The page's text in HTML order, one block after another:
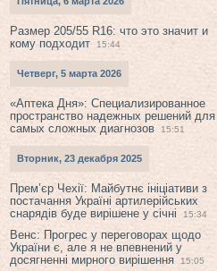
Размер 205/55 R16: что это значит и
кому подходит
15:44
Четверг, 5 марта 2026
«Аптека Дня»: Специализированное
пространство надежных решений для
самых сложных диагнозов
15:51
Вторник, 23 декабря 2025
Прем’єр Чехії: Майбутнє ініціативи з
постачання Україні артилерійських
снарядів буде вирішене у січні
15:34
Венс: Прогрес у переговорах щодо
України є, але я не впевнений у
досягненні мирного вирішення
15:05